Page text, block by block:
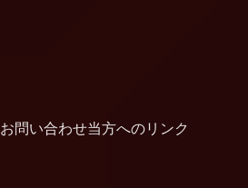
お問い合わせ当方へのリンク